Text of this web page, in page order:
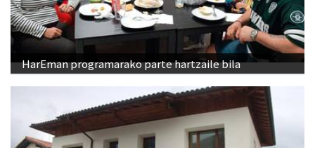
HarEman programarako parte hartzaile bila